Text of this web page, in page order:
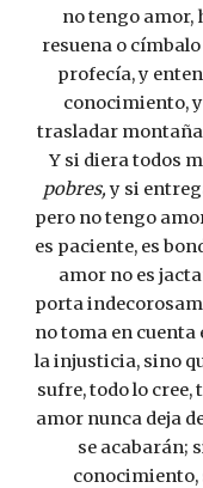
no tengo amor,
resuena o
profecía, y
conocimiento,
trasladar
Y si diera todos
pobres, y si
pero no tengo
es paciente, es
amor no es
porta
no toma en cuenta
la injusticia, sino
sufre, todo lo cree,
amor nunca deja
se acabarán;
conocimiento,